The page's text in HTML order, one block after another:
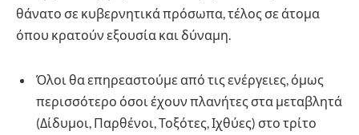
θάνατο σε κυβερνητικά πρόσωπα, τέλος σε άτομα
όπου κρατούν εξουσία και δύναμη.
Όλοι θα επηρεαστούμε από τις ενέργειες, όμως
περισσότερο όσοι έχουν πλανήτες στα μεταβλητά
(Δίδυμοι, Παρθένοι, Τοξότες, Ιχθύες) στο τρίτο